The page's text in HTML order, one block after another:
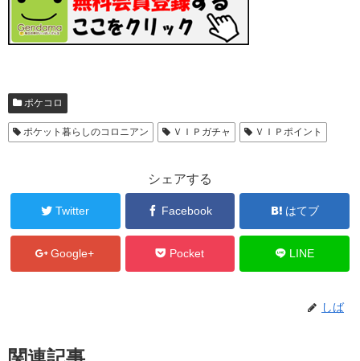
ポケコロ
ポケット暮らしのコロニアン ＶＩＰガチャ ＶＩＰポイント
シェアする
Twitter Facebook はてブ
Google+ Pocket LINE
しば